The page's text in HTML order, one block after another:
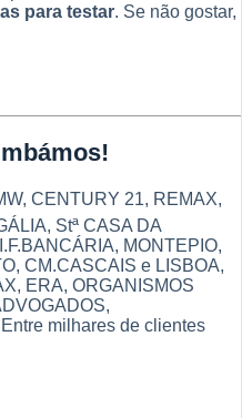
para testar. Se não gostar,
CENTURY 21, REMAX,
Stª CASA DA
MONTEPIO,
CM.CASCAIS e LISBOA,
ERA, ORGANISMOS
milhares de clientes